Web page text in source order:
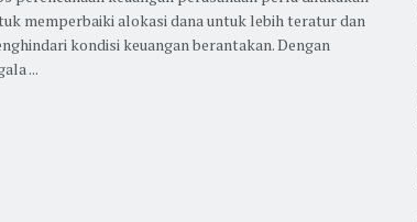
memperbaiki alokasi dana untuk lebih teratur dan
kondisi keuangan berantakan. Dengan
...